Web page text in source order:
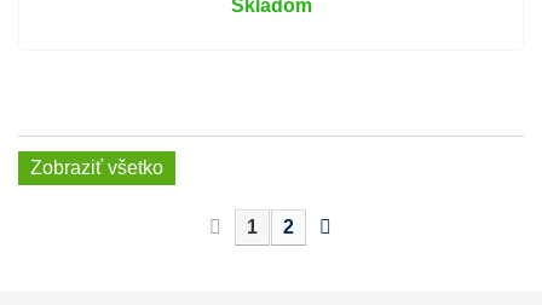
Skladom
Zobraziť všetko
1 2